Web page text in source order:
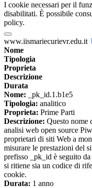
I cookie necessari per il
disabilitati. È possibile
policy.
www.iismariecurievr.edu.it
Nome
Tipologia
Proprieta
Descrizione
Durata
Nome: _pk_id.1.b1e5
Tipologia: analitico
Proprieta: Prime Parti
Descrizione: Questo nome
analisi web open source
proprietari di siti Web a
misurare le prestazioni del
prefisso _pk_id è seguito
si ritiene sia un codice di
cookie.
Durata: 1 anno